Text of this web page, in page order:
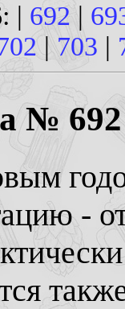
| 692|
|703 |
692
-